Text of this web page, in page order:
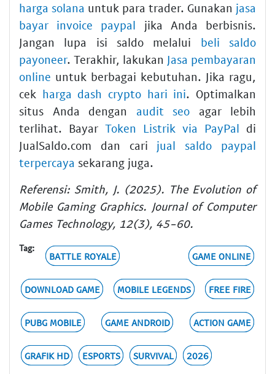
harga solana untuk para trader. Gunakan jasa
bayar invoice paypal jika Anda berbisnis.
Jangan lupa isi saldo melalui beli saldo
payoneer. Terakhir, lakukan Jasa pembayaran
online untuk berbagai kebutuhan. Jika ragu,
cek harga dash crypto hari ini. Optimalkan
situs Anda dengan audit seo agar lebih
terlihat. Bayar Token Listrik via PayPal di
JualSaldo.com dan cari jual saldo paypal
terpercaya sekarang juga.
Referensi: Smith, J. (2025). The Evolution of
Mobile Gaming Graphics. Journal of Computer
Games Technology, 12(3), 45-60.
Tag:
BATTLE ROYALE GAME ONLINE
DOWNLOAD GAME MOBILE LEGENDS FREE FIRE
PUBG MOBILE GAME ANDROID ACTION GAME
GRAFIK HD ESPORTS SURVIVAL 2026